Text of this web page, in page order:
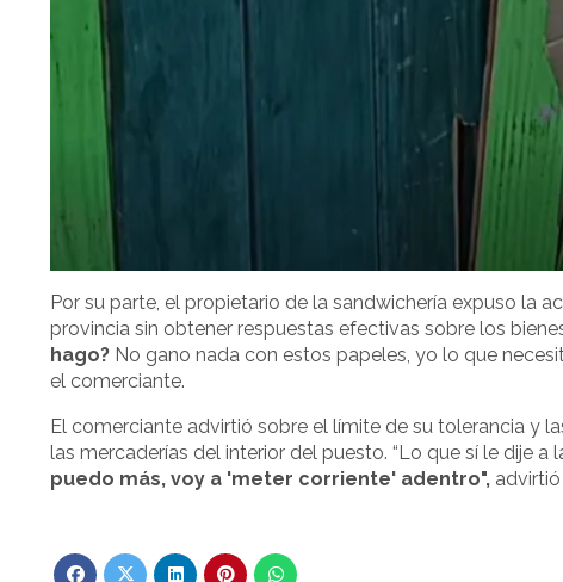
Por su parte, el propietario de la sandwichería expuso la
provincia sin obtener respuestas efectivas sobre los
hago? No gano nada con estos papeles, yo lo que
el comerciante.
El comerciante advirtió sobre el límite de su tolerancia y
las mercaderías del interior del puesto. “Lo que sí le dije
puedo más, voy a 'meter corriente' adentro", advirtió